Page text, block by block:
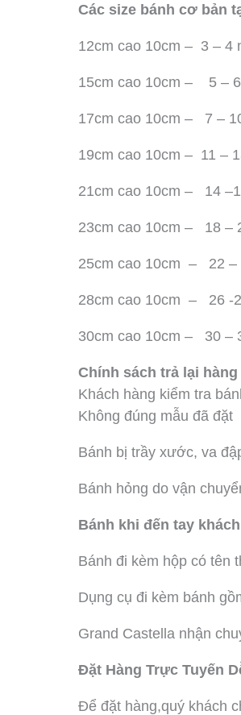
Các size bánh cơ bản
12cm cao 10cm – 3 – 4
15cm cao 10cm – 5 –
17cm cao 10cm – 7 –
19cm cao 10cm – 11 –
21cm cao 10cm – 14
23cm cao 10cm – 18 –
25cm cao 10cm – 22 –
28cm cao 10cm – 26 -
30cm cao 10cm – 30 –
Chính sách trả lại
Khách hàng kiểm tra
Không đúng mẫu đã đặt
Bánh bị trầy xước, va
Bánh hỏng do vận
Bánh khi đến tay
Bánh đi kèm hộp có tên
Dụng cụ đi kèm bánh
Grand Castella nhận
Đặt Hàng Trực Tuyến
Để đặt hàng,quý khách